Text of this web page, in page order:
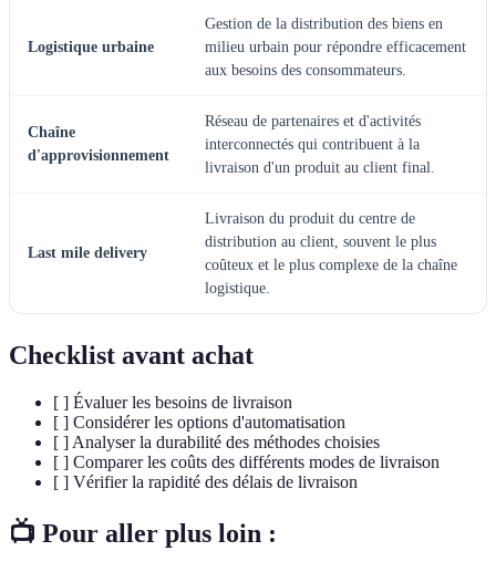
Logistique urbaine
Gestion de la distribution des biens en
milieu urbain pour répondre efficacement
aux besoins des consommateurs.
Chaîne
d'approvisionnement
Réseau de partenaires et d'activités
interconnectés qui contribuent à la
livraison d'un produit au client final.
Last mile delivery
Livraison du produit du centre de
distribution au client, souvent le plus
coûteux et le plus complexe de la chaîne
logistique.
Checklist avant achat
[ ] Évaluer les besoins de livraison
[ ] Considérer les options d'automatisation
[ ] Analyser la durabilité des méthodes choisies
[ ] Comparer les coûts des différents modes de livraison
[ ] Vérifier la rapidité des délais de livraison
📺 Pour aller plus loin :